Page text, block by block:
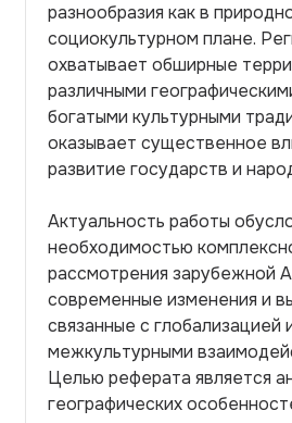
разнообразия как в
социокультурном плане.
охватывает обширные
различными
богатыми культурными
оказывает существенное
развитие государств и
Актуальность работы
необходимостью
рассмотрения зарубежной
современные изменения и
связанные с глобализацией
межкультурными
Целью реферата является
географических